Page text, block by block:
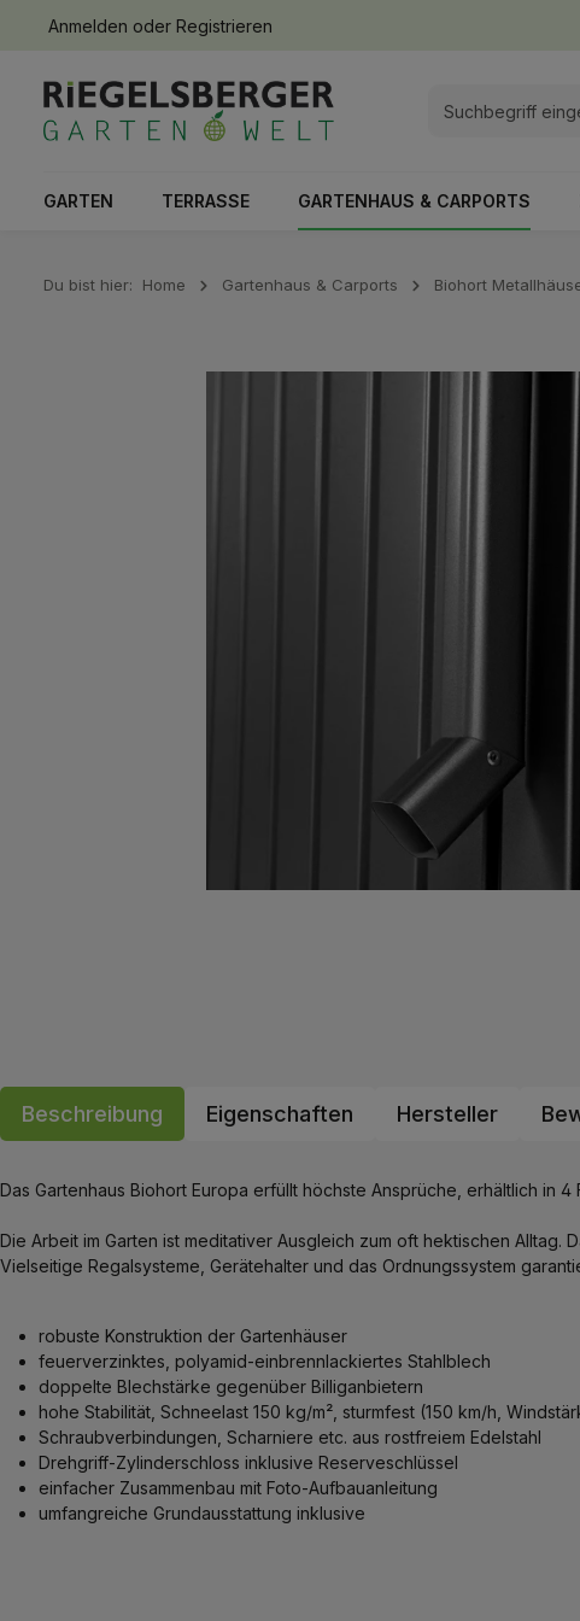
Zur Hauptnavigation springen
Anmelden oder Registrieren
GARTEN TERRASSE GARTENHAUS & CARPORTS
Du bist hier: Home Gartenhaus & Carports Biohort
Beschreibung Eigenschaften Hersteller
Das Gartenhaus Biohort Europa erfüllt höchste Ansprüche, erhältlich in
Die Arbeit im Garten ist meditativer Ausgleich zum oft hektischen Alltag.
Vielseitige Regalsysteme, Gerätehalter und das Ordnungssystem
robuste Konstruktion der Gartenhäuser
feuerverzinktes, polyamid-einbrennlackiertes Stahlblech
doppelte Blechstärke gegenüber Billiganbietern
hohe Stabilität, Schneelast 150 kg/m², sturmfest (150 km/h,
Schraubverbindungen, Scharniere etc. aus rostfreiem Edelstahl
Drehgriff-Zylinderschloss inklusive Reserveschlüssel
einfacher Zusammenbau mit Foto-Aufbauanleitung
umfangreiche Grundausstattung inklusive